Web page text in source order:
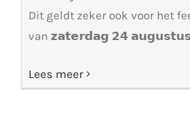
Dit geldt zeker ook voor het
van 𝘇𝗮𝘁𝗲𝗿𝗱𝗮𝗴 𝟮𝟰 𝗮𝘂𝗴𝘂𝘀𝘁𝘂𝘀.
Lees meer